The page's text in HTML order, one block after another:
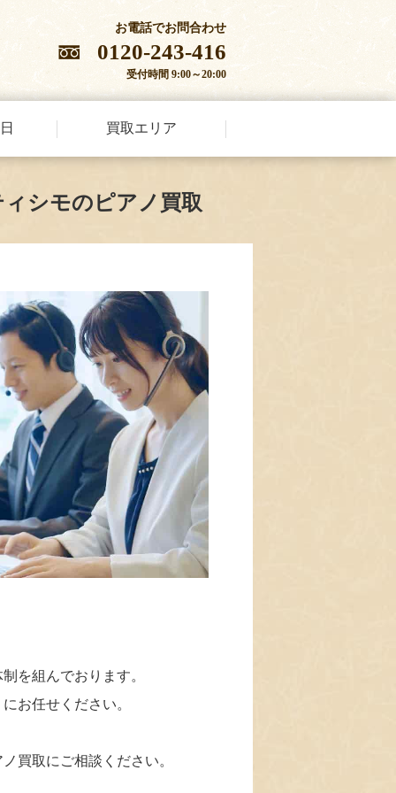
お電話でお問合わせ
0120-243-416
受付時間 9:00～20:00
買取エリア
シモのピアノ買取
を組んでおります。
お任せください。
買取にご相談ください。